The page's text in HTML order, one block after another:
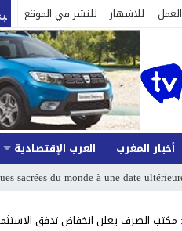
للاشهار للنشر في الموقع
أخبار المغرب العرب الإقتصادية
du monde à une date ultérieure, selon
مكتب الصرف يعلن انخفاض تدفق